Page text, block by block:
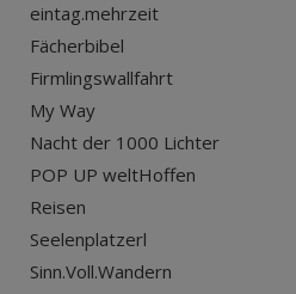
eintag.mehrzeit
Fächerbibel
Firmlingswallfahrt
My Way
Nacht der 1000 Lichter
POP UP weltHoffen
Reisen
Seelenplatzerl
Sinn.Voll.Wandern